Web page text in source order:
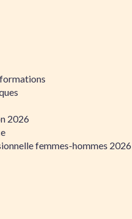
2026
femmes-hommes 2026